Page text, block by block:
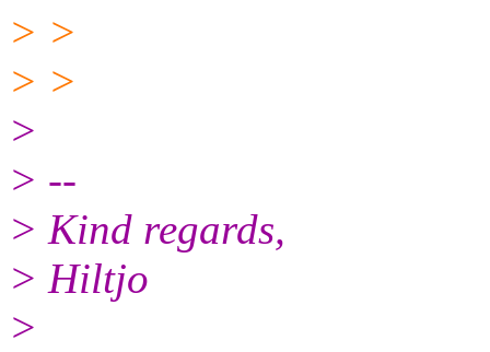
> >
> >
>
> --
> Kind regards,
> Hiltjo
>